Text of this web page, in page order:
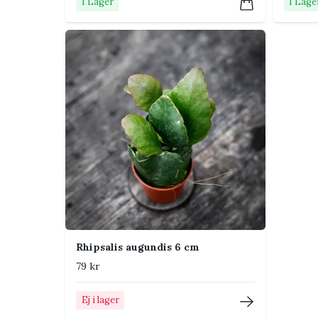
sommar.
Placering i hemmet
Placera plantan i i en liten ampel eller på en hög
fritt utan att pressas mot ett fönster eller en
svagare tillväxt.
Tips från Klorofyllverket
Använd en luftig jordblandning. Tät
Vattna först när det översta jordlagret har
Beskär långa skott om du vill få plantan att
Skottbitar kan rotas som sticklingar. Låt
Rhipsalis augundis 6 cm
79 kr
Ej i lager